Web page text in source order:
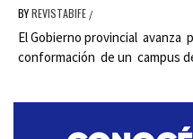
BYREVISTABIFE /
El Gobierno provincial avanza
conformación de un campus